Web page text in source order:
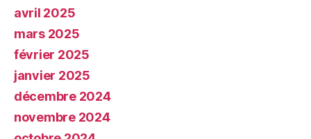
avril 2025
mars 2025
février 2025
janvier 2025
décembre 2024
novembre 2024